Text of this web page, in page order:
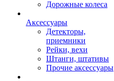
Дорожные колеса
Аксессуары
Детекторы,
приемники
Рейки, вехи
Штанги, штативы
Прочие аксессуары